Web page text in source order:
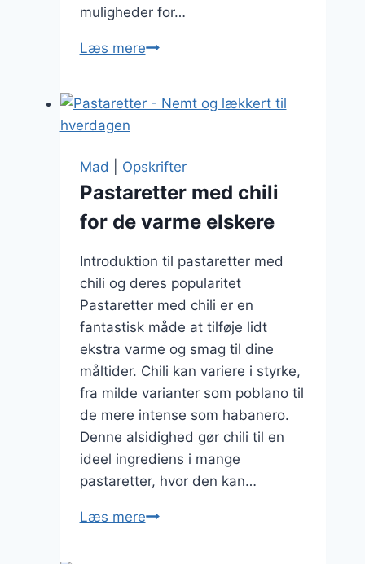
muligheder for…
Læs merePastaretter
Saftige
Mad
Opskrifter
Pastaretter med chili
for de varme elskere
Introduktion til pastaretter med
chili og deres popularitet
Pastaretter med chili er en
fantastisk måde at tilføje lidt
ekstra varme og smag til dine
måltider. Chili kan variere i styrke,
fra milde varianter som poblano til
de mere intense som habanero.
Denne alsidighed gør chili til en
ideel ingrediens i mange
pastaretter, hvor den kan…
Læs merePastaretter